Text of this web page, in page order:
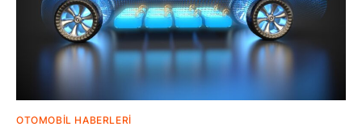
OTOMOBIL HABERLERI